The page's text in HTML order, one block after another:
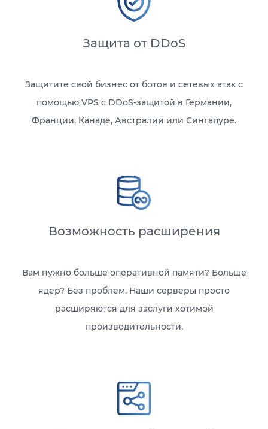
Защита от DDoS
Защитите свой бизнес от ботов и сетевых атак с
помощью VPS с DDoS-защитой в Германии,
Франции, Канаде, Австралии или Сингапуре.
Возможность расширения
Вам нужно больше оперативной памяти? Больше
ядер? Без проблем. Наши серверы просто
расширяются для заслуги хотимой
производительности.